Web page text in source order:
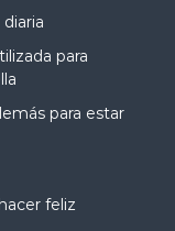
para
para estar
feliz